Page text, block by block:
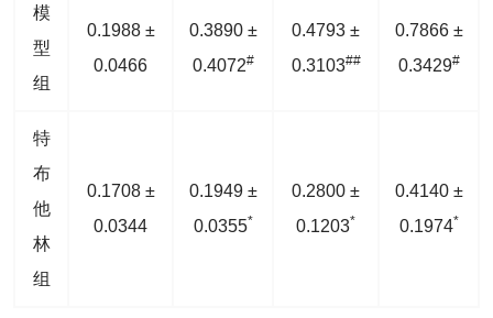
模
型
组
0.1988 ±
0.0466
0.3890 ±
0.4072#
0.4793 ±
0.3103##
0.7866 ±
0.3429#
特
布
他
林
组
0.1708 ±
0.0344
0.1949 ±
0.0355*
0.2800 ±
0.1203*
0.4140 ±
0.1974*